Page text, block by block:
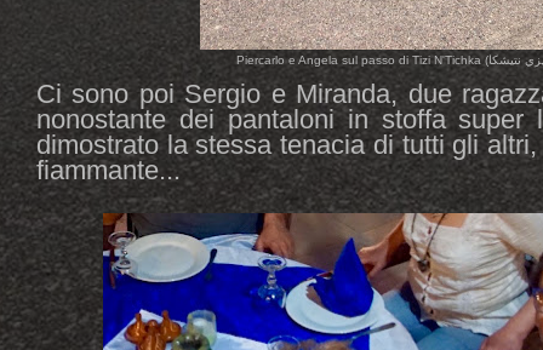
Piercarlo e Angela sul passo di Tizi N'Tichka (نتيشكا
Ci sono poi Sergio e Miranda, due
nonostante dei pantaloni in stoffa
dimostrato la stessa tenacia di tutti gli
fiammante...